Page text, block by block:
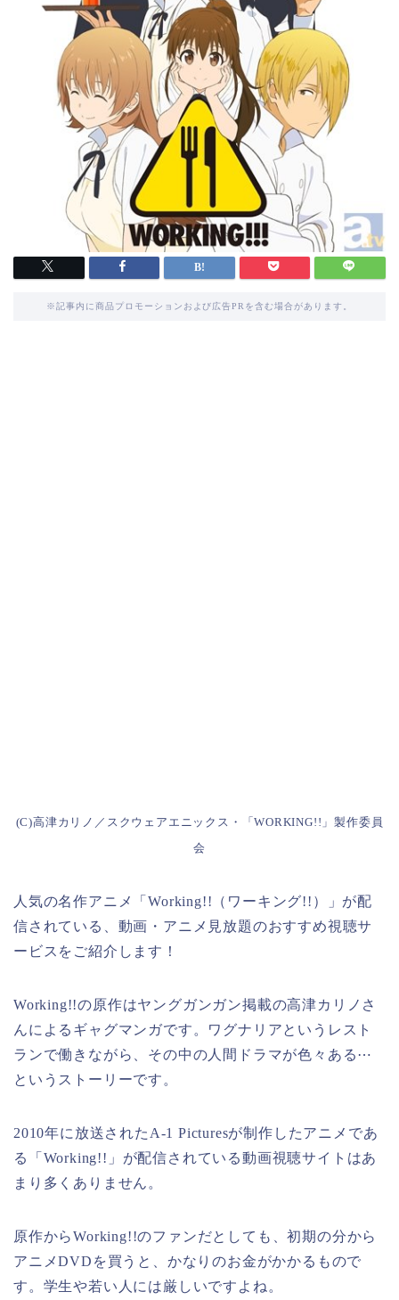
※記事内に商品プロモーションおよび広告PRを含む場合があります。
(C)高津カリノ／スクウェアエニックス・「WORKING!!」製作委員
会
人気の名作アニメ「Working!!（ワーキング!!）」が配
信されている、動画・アニメ見放題のおすすめ視聴サ
ービスをご紹介します！
Working!!の原作はヤングガンガン掲載の高津カリノさ
んによるギャグマンガです。ワグナリアというレスト
ランで働きながら、その中の人間ドラマが色々ある⋯
というストーリーです。
2010年に放送されたA-1 Picturesが制作したアニメであ
る「Working!!」が配信されている動画視聴サイトはあ
まり多くありません。
原作からWorking!!のファンだとしても、初期の分から
アニメDVDを買うと、かなりのお金がかかるもので
す。学生や若い人には厳しいですよね。